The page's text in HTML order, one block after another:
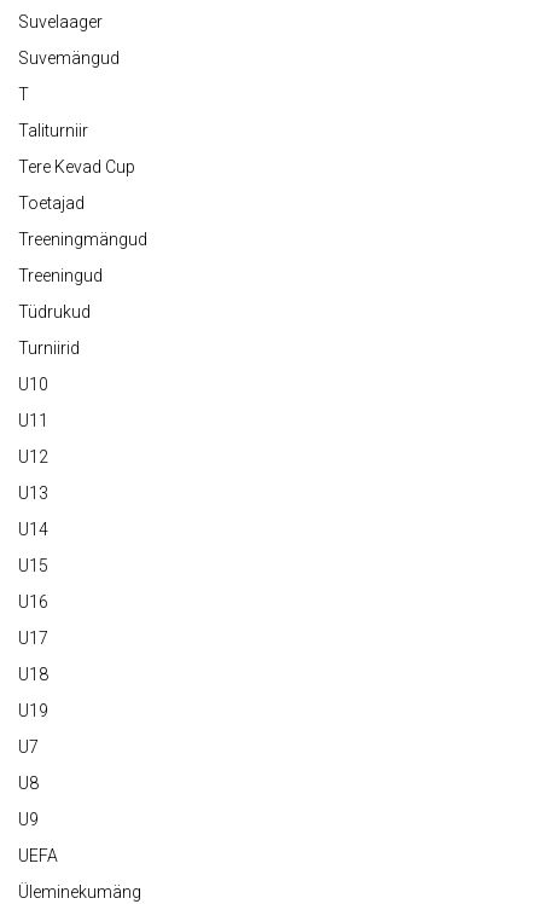
Suvelaager
Suvemängud
T
Taliturniir
Tere Kevad Cup
Toetajad
Treeningmängud
Treeningud
Tüdrukud
Turniirid
U10
U11
U12
U13
U14
U15
U16
U17
U18
U19
U7
U8
U9
UEFA
Üleminekumäng